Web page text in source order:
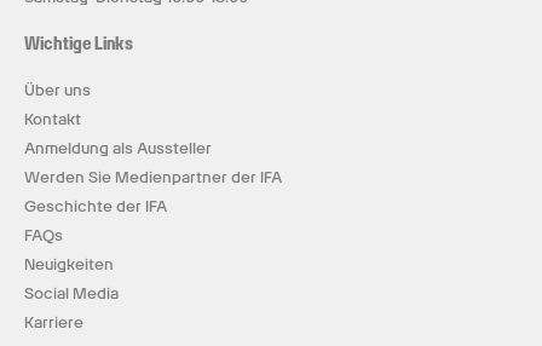
Wichtige Links
Über uns
Kontakt
Anmeldung als Aussteller
Werden Sie Medienpartner der IFA
Geschichte der IFA
FAQs
Neuigkeiten
Social Media
Karriere